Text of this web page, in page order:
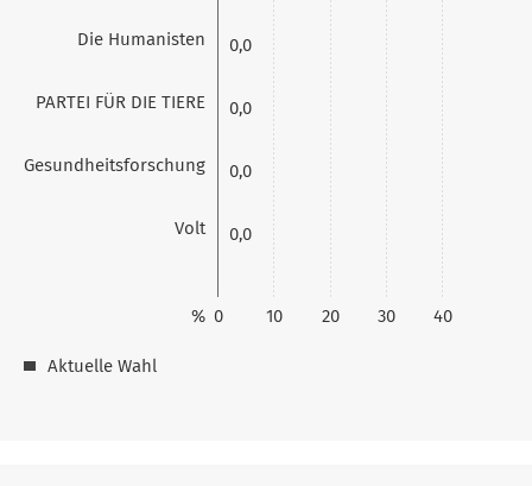
Die Humanisten
PARTEI FÜR DIE TIERE
Gesundheitsforschung
Volt
0 10 20 30 40
%
0,0
0,0
0,0
0,0
Aktuelle Wahl